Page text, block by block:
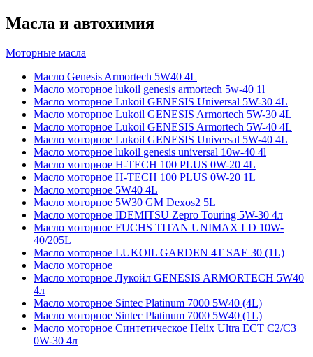
Масла и автохимия
Моторные масла
Масло Genesis Armortech 5W40 4L
Масло моторное lukoil genesis armortech 5w-40 1l
Масло моторное Lukoil GENESIS Universal 5W-30 4L
Масло моторное Lukoil GENESIS Armortech 5W-30 4L
Масло моторное Lukoil GENESIS Armortech 5W-40 4L
Масло моторное Lukoil GENESIS Universal 5W-40 4L
Масло моторное lukoil genesis universal 10w-40 4l
Масло моторное H-TECH 100 PLUS 0W-20 4L
Масло моторное H-TECH 100 PLUS 0W-20 1L
Масло моторное 5W40 4L
Масло моторное 5W30 GM Dexos2 5L
Масло моторное IDEMITSU Zepro Touring 5W-30 4л
Масло моторное FUCHS TITAN UNIMAX LD 10W-
40/205L
Масло моторное LUKOIL GARDEN 4Т SAE 30 (1L)
Масло моторное
Масло моторное Лукойл GENESIS ARMORTECH 5W40
4л
Масло моторное Sintec Platinum 7000 5W40 (4L)
Масло моторное Sintec Platinum 7000 5W40 (1L)
Масло моторное Синтетическое Helix Ultra ECT C2/C3
0W-30 4л